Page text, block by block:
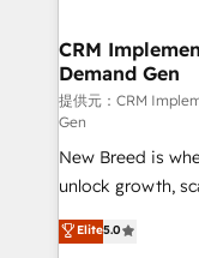
の統合・浸透・変革管
計・構築：リード
計・導線設計・テ
提供。 ▸ 既存
Marketo・Pardot
データ移行と活用
ンツとサイト構造を最適化。 🏆
trainers to drive
Generation - Full-funnel marketing and high-
performance
Expert
to automate growth. 🏆 Elite Excellence -
accreditations
expertise. - A team of 250+ experts dedicated to
your resilient
CRM
Demand Gen
提供元：CRM
Gen
New Breed is
unlock growth,
companies
customer
Elite5.0